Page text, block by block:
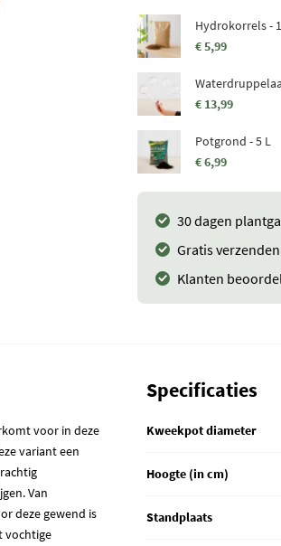
Hydrokorrels -
€ 5,99
€ 13,99
Potgrond - 5 L
€ 6,99
30 dagen
Gratis
Klanten
voor in deze
variant een
Van
deze gewend is
vochtige
Specificaties
Kweekpot diameter
Hoogte (in cm)
Standplaats